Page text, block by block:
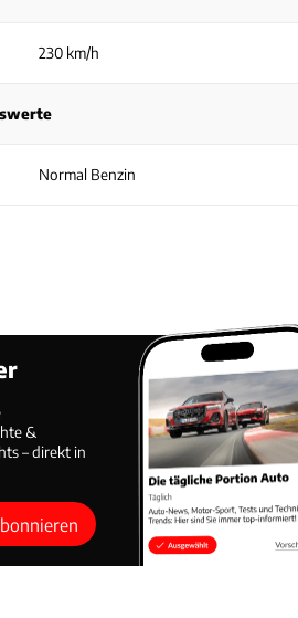
230 km/h
Normal Benzin
&
– direkt in